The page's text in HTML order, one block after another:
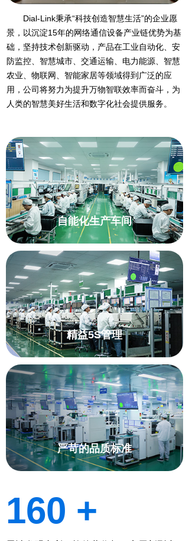
Dial-Link秉承“科技创造智慧生活”的企业愿
景，以沉淀15年的网络通信设备产业链优势为基
础，坚持技术创新驱动，产品在工业自动化、安
防监控、智慧城市、交通运输、电力能源、智慧
农业、物联网、智能家居等领域得到广泛的应
用，公司将努力为提升万物智联效率而奋斗，为
人类的智慧美好生活和数字化社会提供服务。
自能化生产车间
精益5S管理
严苛的品质标准
160 +